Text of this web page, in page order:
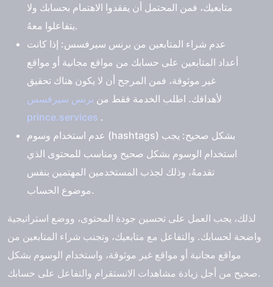
متابعيك، فمن المحتمل أن يفقدوا الاهتمام بحسابك ولا
يتفاعلوا معهُ.
عدم شراء المتابعين من برنس سيرفسس: إذا كانت
أعداد المتابعين على حسابك من مواقع مجانية أو مواقع
غير موثوقة، فمن المرجح أن لا يكون هناك تحقيق
لأهدافك. اطلب الخدمة فقط من برنس سيرفسس
prince.services .
عدم استخدام وسوم (hashtags) بشكل صحيح: يجب
استخدام الوسوم بشكل صحيح ومناسب للمحتوى الذي
تقدمهُ، وذلك لجذب المستخدمين المهتمين بنفس
موضوع الحساب.
لذلك، يجب العمل على تحسين جودة المحتوى، ووضع استراتيجية
واضحة لحسابك. والتفاعل مع متابعيك، وتجنب شراء المتابعين من
مواقع مجانية أو مواقع غير موثوقة، واستخدام الوسوم بشكل
صحيح من أجل زيادة مشاهدات الانستقرام والتفاعل على حسابك.